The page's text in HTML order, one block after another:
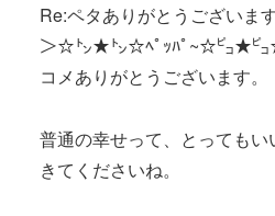
Re:ペタありがとうございま
＞☆㌧★㌧☆ﾍﾟｯﾊﾟ~☆㌰★㌰
コメありがとうございます。
普通の幸せって、とってもい
きてくださいね。